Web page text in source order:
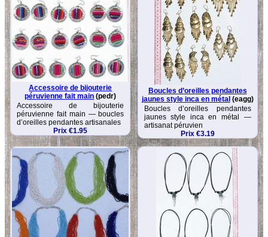
Accessoire de bijouterie
péruvienne fait main (pedr)
Accessoire de bijouterie
péruvienne fait main — boucles
d’oreilles pendantes artisanales
Prix €1.95
Boucles d’oreilles pendantes
jaunes style inca en métal (eagg)
Boucles d’oreilles pendantes
jaunes style inca en métal —
artisanat péruvien
Prix €3.19